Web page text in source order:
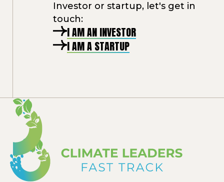
Investor or startup, let's get in
touch:
I AM AN INVESTOR
I AM A STARTUP